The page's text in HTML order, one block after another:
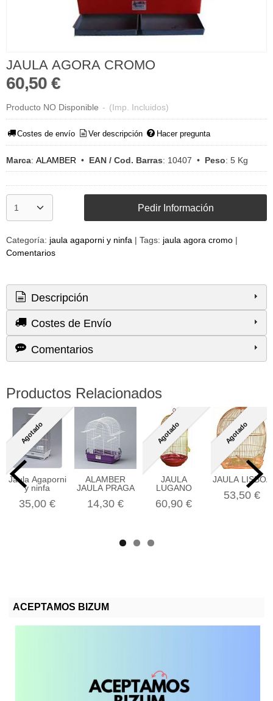
ACEPTAMOS BIZUM
JAULA AGORA CROMO
60,50 €
Producto NO Disponible - (Imp. Incluidos)
Costes de envío Ver descripción Hacer pregunta
Marca: ALAMBER • EAN / Cod. Barras: 10407 • Peso: 5 Kg
Pedir Información
Categoría: jaula agaporni y ninfa | Tags: jaula agora cromo |
Comentarios
Descripción
Costes de Envío
Comentarios
Productos Relacionados
Agotado
Jaula Agaporni
y ninfa
35,00 €
ALAMBER
JAULA PRAGA
14,30 €
Agotado
JAULA
LUGANO
60,90 €
Agotado
JAULA LISBOA
53,50 €